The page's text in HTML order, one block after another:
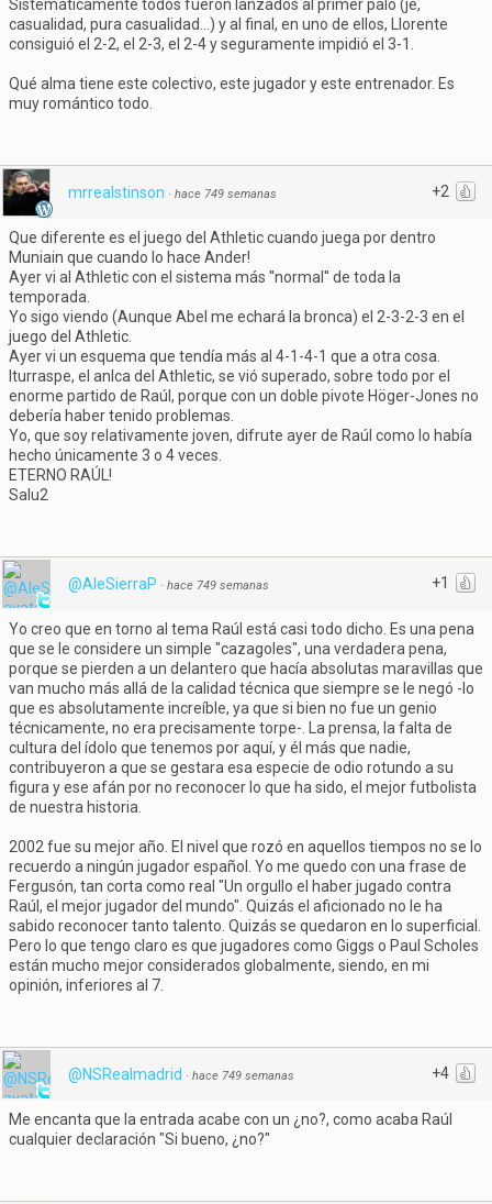
Sistemáticamente todos fueron lanzados al primer palo (je,
casualidad, pura casualidad...) y al final, en uno de ellos, Llorente
consiguió el 2-2, el 2-3, el 2-4 y seguramente impidió el 3-1.
Qué alma tiene este colectivo, este jugador y este entrenador. Es
muy romántico todo.
+2
mrrealstinson · hace 749 semanas
Que diferente es el juego del Athletic cuando juega por dentro
Muniain que cuando lo hace Ander!
Ayer vi al Athletic con el sistema más ''normal'' de toda la
temporada.
Yo sigo viendo (Aunque Abel me echará la bronca) el 2-3-2-3 en el
juego del Athletic.
Ayer vi un esquema que tendía más al 4-1-4-1 que a otra cosa.
Iturraspe, el anlca del Athletic, se vió superado, sobre todo por el
enorme partido de Raúl, porque con un doble pivote Höger-Jones no
debería haber tenido problemas.
Yo, que soy relativamente joven, difrute ayer de Raúl como lo había
hecho únicamente 3 o 4 veces.
ETERNO RAÚL!
Salu2
+1
@AleSierraP · hace 749 semanas
Yo creo que en torno al tema Raúl está casi todo dicho. Es una pena
que se le considere un simple "cazagoles", una verdadera pena,
porque se pierden a un delantero que hacía absolutas maravillas que
van mucho más allá de la calidad técnica que siempre se le negó -lo
que es absolutamente increíble, ya que si bien no fue un genio
técnicamente, no era precisamente torpe-. La prensa, la falta de
cultura del ídolo que tenemos por aquí, y él más que nadie,
contribuyeron a que se gestara esa especie de odio rotundo a su
figura y ese afán por no reconocer lo que ha sido, el mejor futbolista
de nuestra historia.
2002 fue su mejor año. El nivel que rozó en aquellos tiempos no se lo
recuerdo a ningún jugador español. Yo me quedo con una frase de
Fergusón, tan corta como real "Un orgullo el haber jugado contra
Raúl, el mejor jugador del mundo". Quizás el aficionado no le ha
sabido reconocer tanto talento. Quizás se quedaron en lo superficial.
Pero lo que tengo claro es que jugadores como Giggs o Paul Scholes
están mucho mejor considerados globalmente, siendo, en mi
opinión, inferiores al 7.
+4
@NSRealmadrid · hace 749 semanas
Me encanta que la entrada acabe con un ¿no?, como acaba Raúl
cualquier declaración "Si bueno, ¿no?"